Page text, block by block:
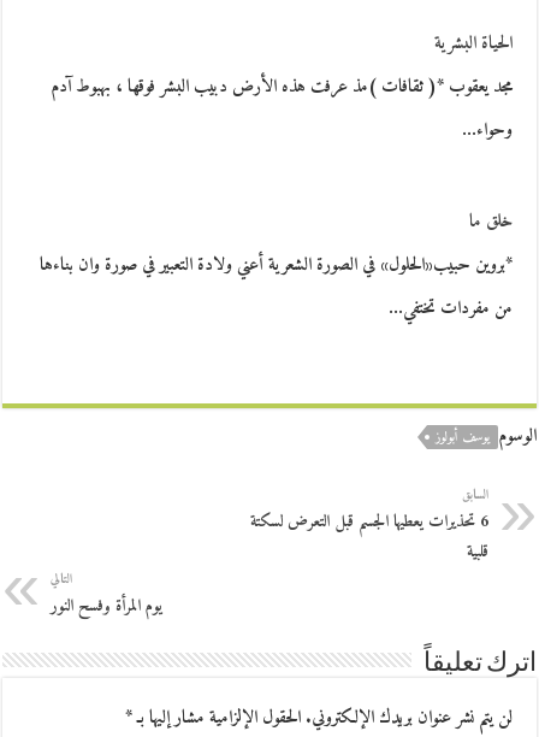
الحياة البشرية
مجد يعقوب *( ثقافات )مذ عرفت هذه الأرض دبيب البشر فوقها ، بهبوط آدم
وحواء…
خلق ما
*بروين حبيب«الحلول» في الصورة الشعرية أعني ولادة التعبير في صورة وان بناءها
من مفردات تختفي…
الوسوم يوسف أبولوز
السابق
6 تحذيرات يعطيها الجسم قبل التعرض لسكتة
قلبية
التالي
يوم المرأة وفسح النور
اترك تعليقاً
لن يتم نشر عنوان بريدك الإلكتروني.الحقول الإلزامية مشار إليها بـ*